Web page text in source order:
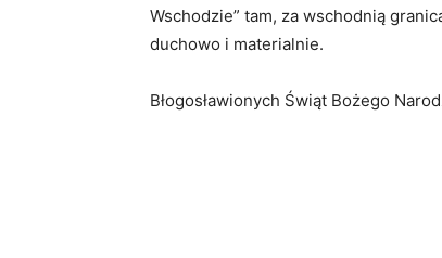
Wschodzie” tam, za wschodnią
duchowo i materialnie.
Błogosławionych Świąt Bożego